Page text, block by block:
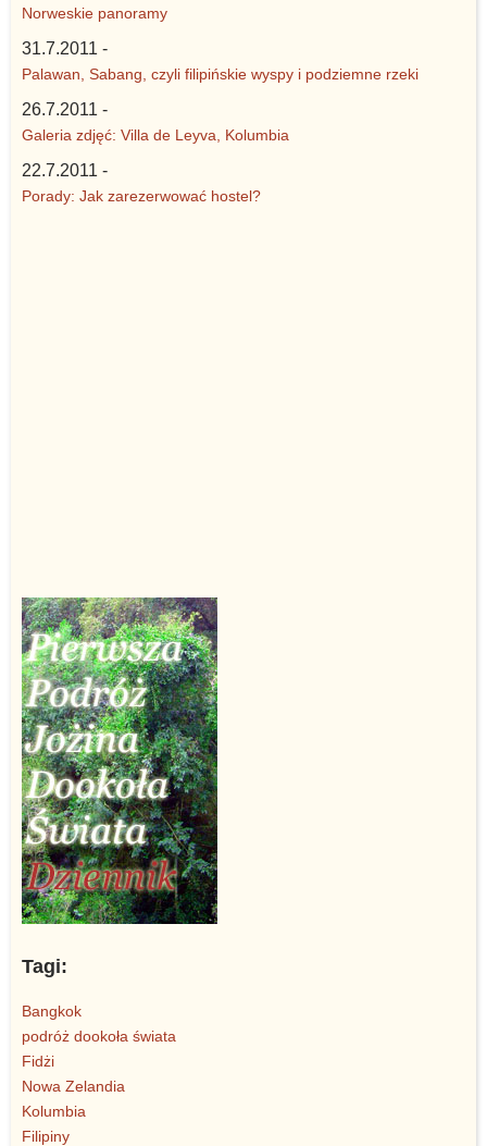
Norweskie panoramy
31.7.2011 -
Palawan, Sabang, czyli filipińskie wyspy i podziemne rzeki
26.7.2011 -
Galeria zdjęć: Villa de Leyva, Kolumbia
22.7.2011 -
Porady: Jak zarezerwować hostel?
Tagi:
Bangkok
podróż dookoła świata
Fidżi
Nowa Zelandia
Kolumbia
Filipiny